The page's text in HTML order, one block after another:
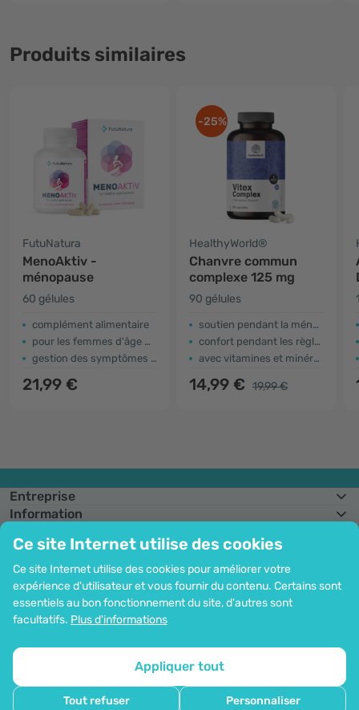
Ce site Internet utilise des cookies
Ce site Internet utilise des cookies pour améliorer votre
expérience d'utilisateur et vous fournir du contenu. Certains sont
essentiels au bon fonctionnement du site, d'autres sont
facultatifs. Plus d'informations
Appliquer tout
Tout refuser Personnaliser
Produits similaires
FutuNatura
MenoAktiv -
ménopause
60 gélules
complément alimentaire
pour les femmes d'âge mûr
​gestion des symptômes de la ménopause
21,99 €
-25%
HealthyWorld®
Chanvre commun
complexe 125 mg
90 gélules
soutien pendant la ménopause
confort pendant les règles
avec vitamines et minéraux
14,99 € 19,99 €
Entreprise
Information
Assistance et commandes
Possibilité de paiement par carte. Protection garantie des données
personnelles via le cryptage SSL.
Plan du site